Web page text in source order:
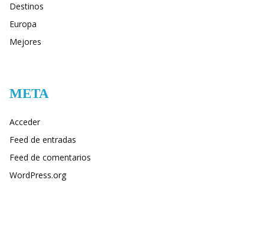
Destinos
Europa
Mejores
META
Acceder
Feed de entradas
Feed de comentarios
WordPress.org